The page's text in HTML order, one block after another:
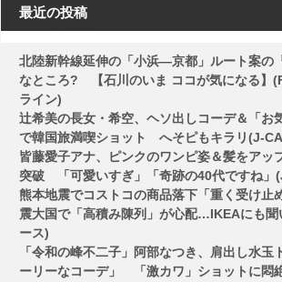
ー
ョ
ン
最近の投稿
北陸新幹線延伸の「小浜―京都」ルート案の
なところ? 【石川のいま ココが気になる】
ライン)
辻希美の長女・希空、ヘソ出しコーデ＆「お
で韓国旅満喫ショット へそピもキラリ(J-
皆藤愛子アナ、ピンクのワンピ姿＆髪をア
突破 「可愛いすぎ」「奇跡の40代ですね」
熊本地震でコストコの商品落下「重く受け
震大国で「高積み陳列」が心配…IKEAにも聞
ース)
「令和の峰不二子」阿部なつき、肩出し水玉
ーリーなコーデ」 「激カワ」ショットに悶